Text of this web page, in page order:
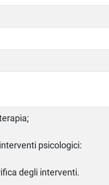
psicologici:
degli interventi.